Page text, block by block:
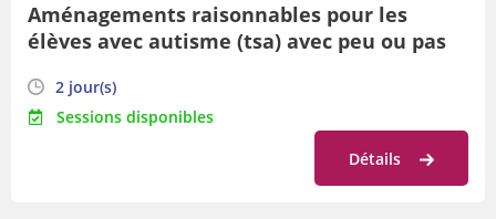
Par orientation
Aménagements raisonnables pour les
élèves avec autisme (tsa) avec peu ou pas
2 jour(s)
Sessions disponibles
Détails